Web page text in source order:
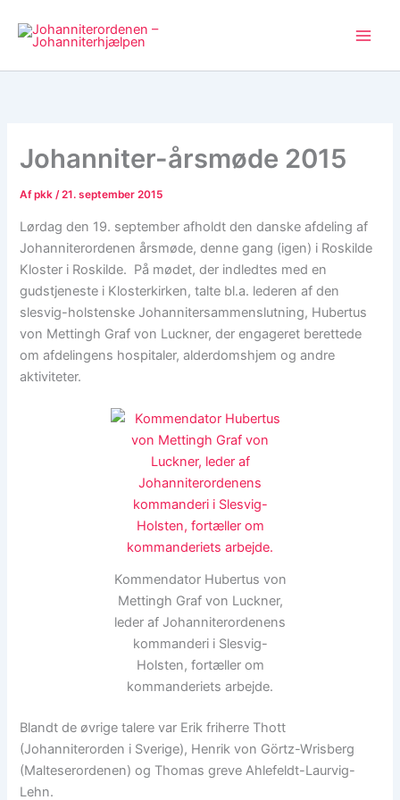
indholdet
Johanniter-årsmøde 2015
Afpkk/21. september 2015
Lørdag den 19. september afholdt den danske afdeling af
Johanniterordenen årsmøde, denne gang (igen) i Roskilde
Kloster i Roskilde. På mødet, der indledtes med en
gudstjeneste i Klosterkirken, talte bl.a. lederen af den
slesvig-holstenske Johannitersammenslutning, Hubertus
von Mettingh Graf von Luckner, der engageret berettede
om afdelingens hospitaler, alderdomshjem og andre
aktiviteter.
Kommendator Hubertus von
Mettingh Graf von Luckner,
leder af Johanniterordenens
kommanderi i Slesvig-
Holsten, fortæller om
kommanderiets arbejde.
Blandt de øvrige talere var Erik friherre Thott
(Johanniterorden i Sverige), Henrik von Görtz-Wrisberg
(Malteserordenen) og Thomas greve Ahlefeldt-Laurvig-
Lehn.